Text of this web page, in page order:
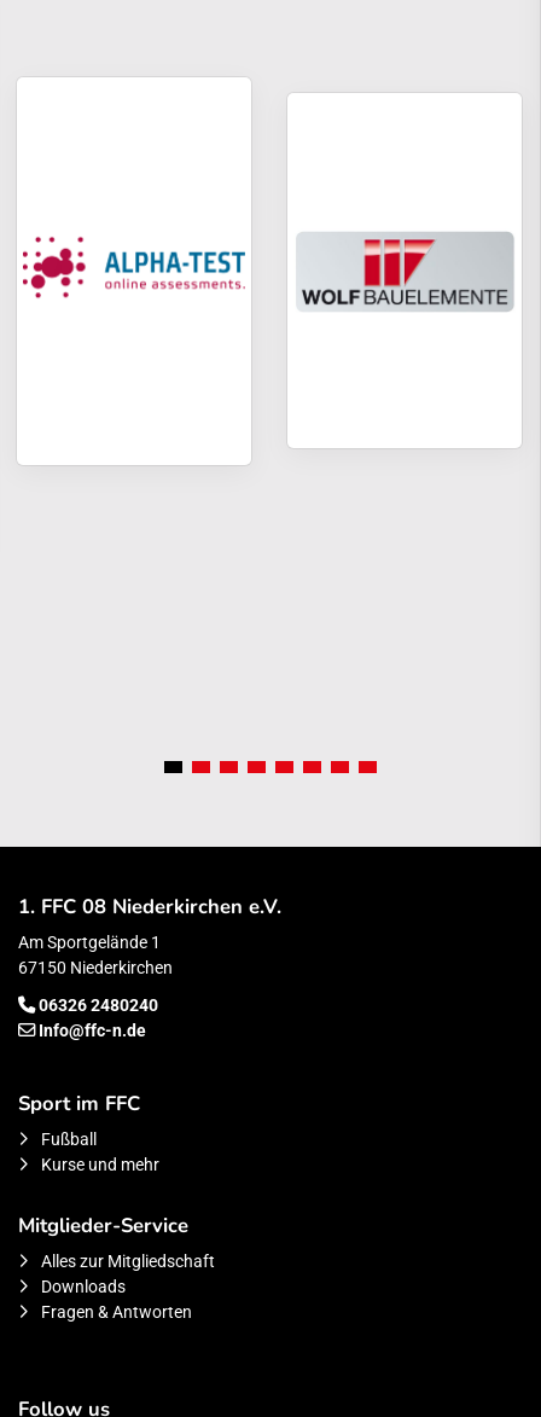
1. FFC 08 Niederkirchen e.V.
Am Sportgelände 1
67150 Niederkirchen
06326 2480240
Info@ffc-n.de
Sport im FFC
Fußball
Kurse und mehr
Mitglieder-Service
Alles zur Mitgliedschaft
Downloads
Fragen & Antworten
Follow us